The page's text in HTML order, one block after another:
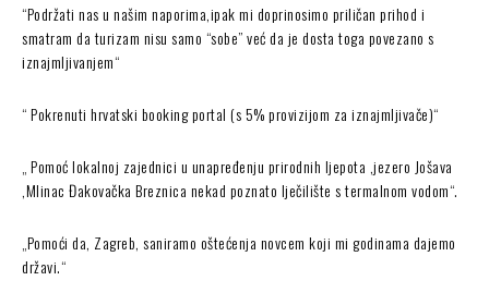
“Podržati nas u našim naporima,ipak mi doprinosimo priličan prihod i
smatram da turizam nisu samo “sobe” već da je dosta toga povezano s
iznajmljivanjem“
“ Pokrenuti hrvatski booking portal (s 5% provizijom za iznajmljivače)“
„ Pomoć lokalnoj zajednici u unapređenju prirodnih ljepota ,jezero Jošava
,Mlinac Đakovačka Breznica nekad poznato lječilište s termalnom vodom“.
„Pomoći da, Zagreb, saniramo oštećenja novcem koji mi godinama dajemo
državi.“